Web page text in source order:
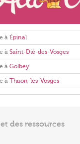
à Épinal
à Saint-Dié-des-Vosges
à Golbey
à Thaon-les-Vosges
des ressources